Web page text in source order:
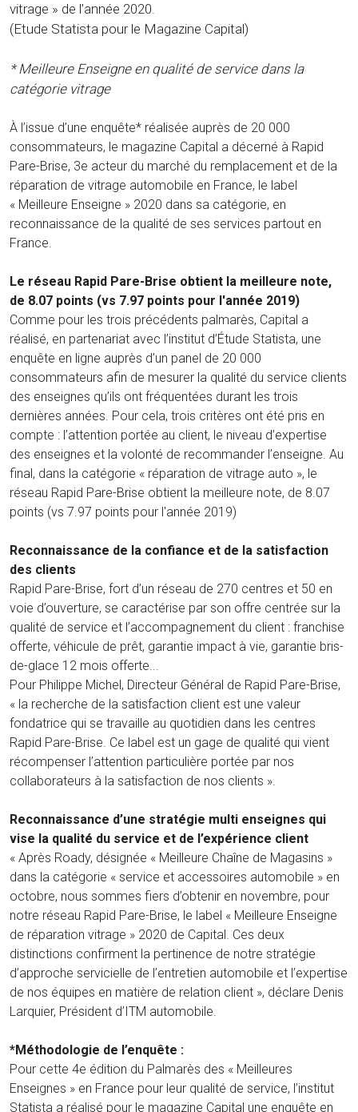
vitrage » de l’année 2020.
(Etude Statista pour le Magazine Capital)
* Meilleure Enseigne en qualité de service dans la
catégorie vitrage
À l’issue d’une enquête* réalisée auprès de 20 000
consommateurs, le magazine Capital a décerné à Rapid
Pare-Brise, 3e acteur du marché du remplacement et de la
réparation de vitrage automobile en France, le label
« Meilleure Enseigne » 2020 dans sa catégorie, en
reconnaissance de la qualité de ses services partout en
France.
Le réseau Rapid Pare-Brise obtient la meilleure note,
de 8.07 points (vs 7.97 points pour l'année 2019)
Comme pour les trois précédents palmarès, Capital a
réalisé, en partenariat avec l’institut d’Étude Statista, une
enquête en ligne auprès d’un panel de 20 000
consommateurs afin de mesurer la qualité du service clients
des enseignes qu’ils ont fréquentées durant les trois
dernières années. Pour cela, trois critères ont été pris en
compte : l’attention portée au client, le niveau d’expertise
des enseignes et la volonté de recommander l’enseigne. Au
final, dans la catégorie « réparation de vitrage auto », le
réseau Rapid Pare-Brise obtient la meilleure note, de 8.07
points (vs 7.97 points pour l'année 2019)
Reconnaissance de la confiance et de la satisfaction
des clients
Rapid Pare-Brise, fort d’un réseau de 270 centres et 50 en
voie d’ouverture, se caractérise par son offre centrée sur la
qualité de service et l’accompagnement du client : franchise
offerte, véhicule de prêt, garantie impact à vie, garantie bris-
de-glace 12 mois offerte...
Pour Philippe Michel, Directeur Général de Rapid Pare-Brise,
« la recherche de la satisfaction client est une valeur
fondatrice qui se travaille au quotidien dans les centres
Rapid Pare-Brise. Ce label est un gage de qualité qui vient
récompenser l’attention particulière portée par nos
collaborateurs à la satisfaction de nos clients ».
Reconnaissance d’une stratégie multi enseignes qui
vise la qualité du service et de l’expérience client
« Après Roady, désignée « Meilleure Chaîne de Magasins »
dans la catégorie « service et accessoires automobile » en
octobre, nous sommes fiers d’obtenir en novembre, pour
notre réseau Rapid Pare-Brise, le label « Meilleure Enseigne
de réparation vitrage » 2020 de Capital. Ces deux
distinctions confirment la pertinence de notre stratégie
d’approche servicielle de l’entretien automobile et l’expertise
de nos équipes en matière de relation client », déclare Denis
Larquier, Président d’ITM automobile.
*Méthodologie de l’enquête :
Pour cette 4e édition du Palmarès des « Meilleures
Enseignes » en France pour leur qualité de service, l’institut
Statista a réalisé pour le magazine Capital une enquête en